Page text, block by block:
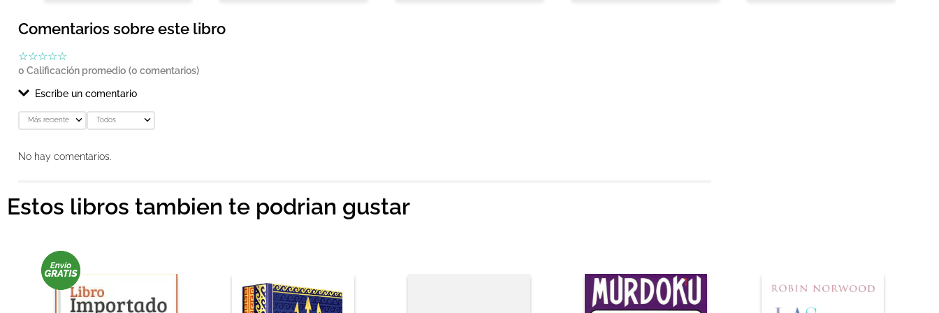
Comentarios sobre este libro
☆☆☆☆☆
0 Calificación promedio (0 comentarios)
Escribe un comentario
Agregar comentario
★★★
Tu nombre
Más reciente Todos
No hay comentarios.
Estos libros tambien te podrian gustar